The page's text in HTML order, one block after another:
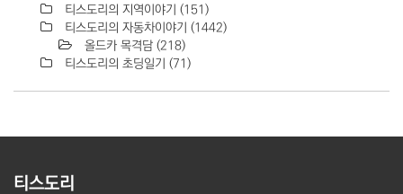
티스도리의 지역이야기 (151)
티스도리의 자동차이야기 (1442)
올드카 목격담 (218)
티스도리의 초딩일기 (71)
티스도리